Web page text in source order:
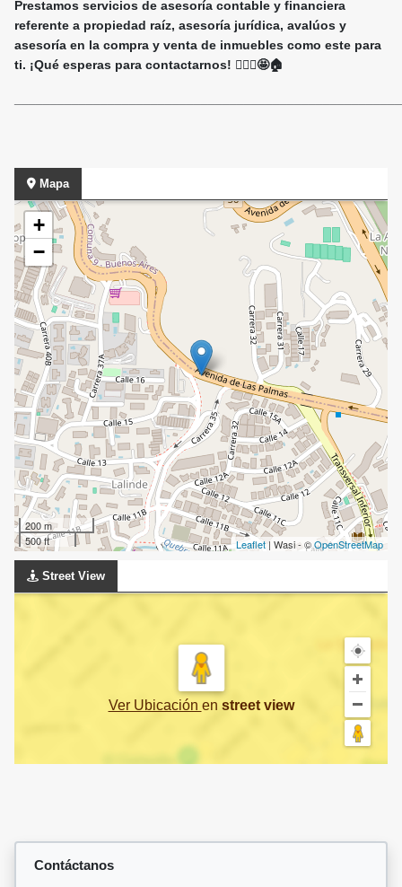
Prestamos servicios de asesoría contable y financiera
referente a propiedad raíz, asesoría jurídica, avalúos y
asesoría en la compra y venta de inmuebles como este para
ti. ¡Qué esperas para contactarnos! 🙋🏻‍♀️🤩🏠
Mapa
+
−
200 m
500 ft
Leaflet | Wasi - ©OpenStreetMap
Street View
Ver Ubicación en street view
Contáctanos